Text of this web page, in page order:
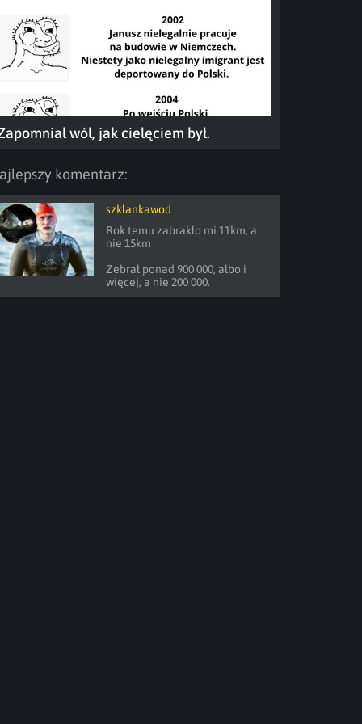
wół, jak cielęciem był.
komentarz:
szklankawod
Rok temu zabrakło mi 11km, a
nie 15km
Zebrał ponad 900 000, albo i
więcej, a nie 200 000.